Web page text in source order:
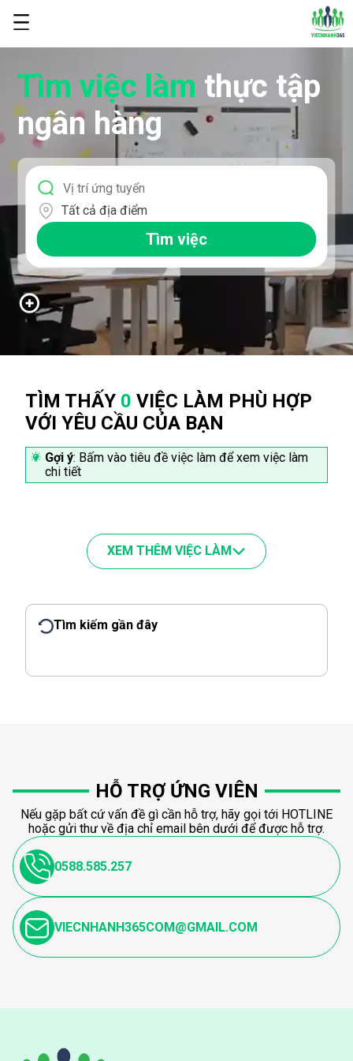
Tìm việc làm thực tập
ngân hàng
Tất cả địa điểm
Tìm việc
TÌM THẤY 0 VIỆC LÀM PHÙ HỢP
VỚI YÊU CẦU CỦA BẠN
Gợi ý: Bấm vào tiêu đề việc làm để xem việc làm
chi tiết
XEM THÊM VIỆC LÀM
Tìm kiếm gần đây
HỖ TRỢ ỨNG VIÊN
Nếu gặp bất cứ vấn đề gì cần hỗ trợ, hãy gọi tới HOTLINE
hoặc gửi thư về địa chỉ email bên dưới để được hỗ trợ.
0588.585.257
VIECNHANH365COM@GMAIL.COM